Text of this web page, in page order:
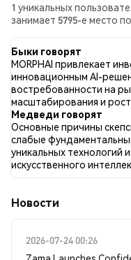
1 уникальных
занимает 5795-е место
отношении MORPHAI во
Медвежий. Всего было
MORPHAI. В Twitter
сравнению с 0.00%
MORPHAI. 0.00% твитов
MORPHAI. Эти данные
Быки говорят
MORPHAI привлекает
инновационным AI-
востребованности на
масштабирования и
Медведи говорят
Основные причины
слабые
уникальных технологий
искусственного
Новости
2026-07-24 00:26